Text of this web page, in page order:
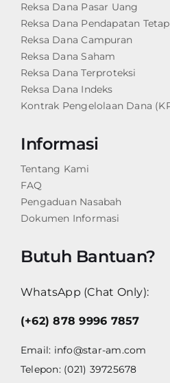
Reksa Dana Pasar Uang
Reksa Dana Pendapatan Tetap
Reksa Dana Campuran
Reksa Dana Saham
Reksa Dana Terproteksi
Reksa Dana Indeks
Kontrak Pengelolaan Dana
Informasi
Tentang Kami
FAQ
Pengaduan Nasabah
Dokumen Informasi
Butuh Bantuan?
WhatsApp (Chat Only):
(+62) 878 9996 7857
Email: info@star-am.com
Telepon: (021) 39725678